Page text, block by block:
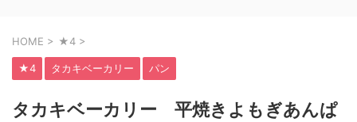
HOME > ★4 >
★4 タカキベーカリー パン
タカキベーカリー 平焼きよもぎあんぱ